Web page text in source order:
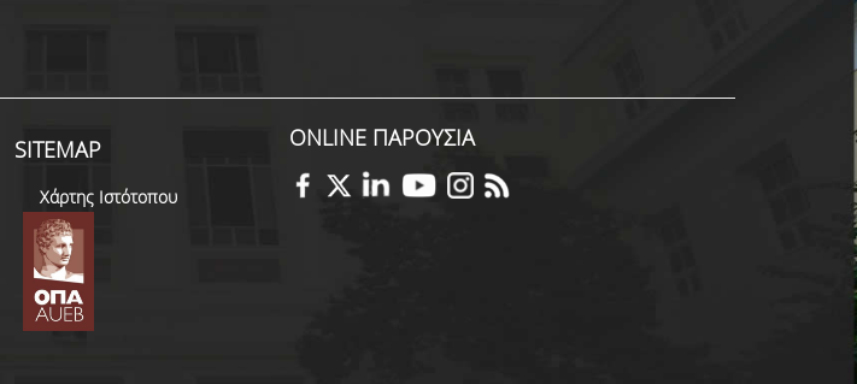
SITEMAP
Χάρτης Ιστότοπου
ONLINE ΠΑΡΟΥΣΙΑ